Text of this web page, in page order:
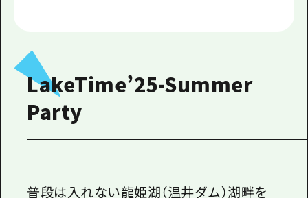
関連リンク
LakeTime’25-Summer
Party
普段は入れない龍姫湖（温井ダム）湖畔を